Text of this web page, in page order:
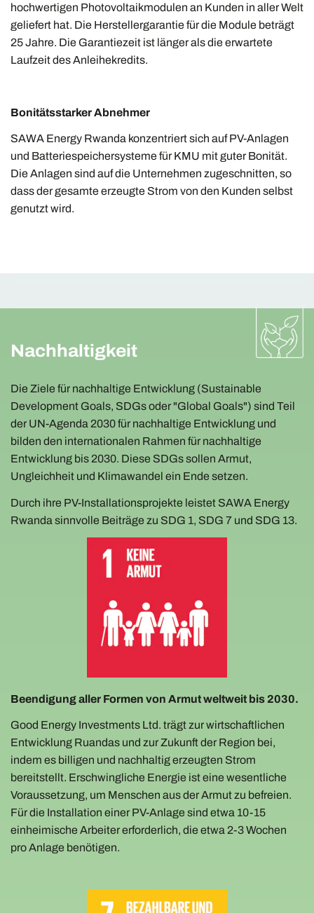
hochwertigen Photovoltaikmodulen an Kunden in aller Welt
geliefert hat. Die Herstellergarantie für die Module beträgt
25 Jahre. Die Garantiezeit ist länger als die erwartete
Laufzeit des Anleihekredits.
Bonitätsstarker Abnehmer
SAWA Energy Rwanda konzentriert sich auf PV-Anlagen
und Batteriespeichersysteme für KMU mit guter Bonität.
Die Anlagen sind auf die Unternehmen zugeschnitten, so
dass der gesamte erzeugte Strom von den Kunden selbst
genutzt wird.
Nachhaltigkeit
Die Ziele für nachhaltige Entwicklung (Sustainable
Development Goals, SDGs oder "Global Goals") sind Teil
der UN-Agenda 2030 für nachhaltige Entwicklung und
bilden den internationalen Rahmen für nachhaltige
Entwicklung bis 2030. Diese SDGs sollen Armut,
Ungleichheit und Klimawandel ein Ende setzen.
Durch ihre PV-Installationsprojekte leistet SAWA Energy
Rwanda sinnvolle Beiträge zu SDG 1, SDG 7 und SDG 13.
Beendigung aller Formen von Armut weltweit bis 2030.
Good Energy Investments Ltd. trägt zur wirtschaftlichen
Entwicklung Ruandas und zur Zukunft der Region bei,
indem es billigen und nachhaltig erzeugten Strom
bereitstellt. Erschwingliche Energie ist eine wesentliche
Voraussetzung, um Menschen aus der Armut zu befreien.
Für die Installation einer PV-Anlage sind etwa 10-15
einheimische Arbeiter erforderlich, die etwa 2-3 Wochen
pro Anlage benötigen.